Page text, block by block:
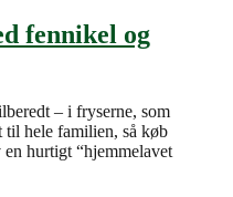
fennikel og
– i fryserne, som
til hele familien, så køb
en hurtigt “hjemmelavet